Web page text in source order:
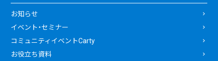
お知らせ
イベント・セミナー
コミュニティイベントCarty
お役立ち資料